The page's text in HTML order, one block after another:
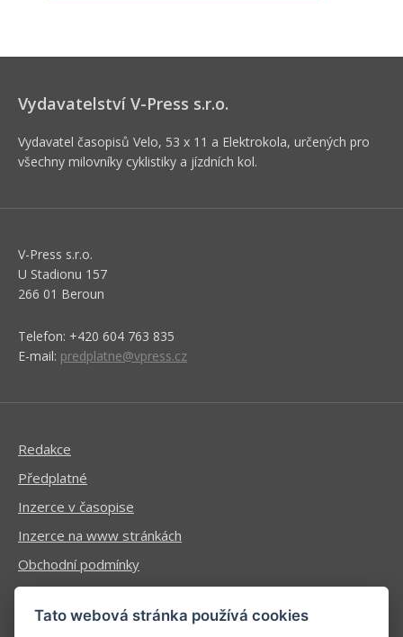
Vydavatelství V-Press s.r.o.
Vydavatel časopisů Velo, 53 x 11 a Elektrokola, určených pro
všechny milovníky cyklistiky a jízdních kol.
V-Press s.r.o.
U Stadionu 157
266 01 Beroun
Telefon: +420 604 763 835
E-mail: predplatne@vpress.cz
Redakce
Předplatné
Inzerce v časopise
Inzerce na www stránkách
Obchodní podmínky
Ochrana osobních údajů
Tato webová stránka používá cookies